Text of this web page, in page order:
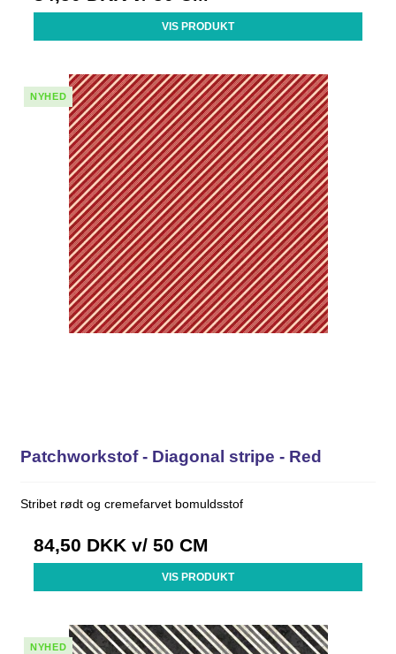
VIS PRODUKT
NYHED
Patchworkstof - Diagonal stripe - Red
Stribet rødt og cremefarvet bomuldsstof
84,50 DKK v/ 50 CM
VIS PRODUKT
NYHED